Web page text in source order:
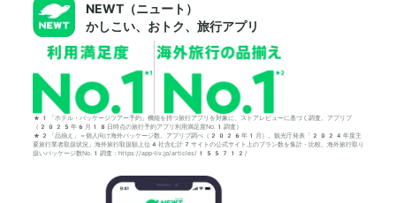
NEWT（ニュート）
かしこい、おトク、旅行アプリ
*1「ホテル・パッケージツアー予約」機能を持つ旅行アプリを対象に、ストアレビューに基づく調査。アプリブ
（2025年6月18日時点の旅行予約アプリ利用満足度No.1調査）
*2「品揃え」＝個人向け海外パッケージ数。アプリブ調べ（2026年1月）。観光庁発表「2024年度主
要旅行業者取扱状況」海外旅行取扱額上位4社含む計7サイトの公式サイト上のプラン数を集計・比較。海外旅行取り
扱いパッケージ数No.1調査：https://app-liv.jp/articles/155712/